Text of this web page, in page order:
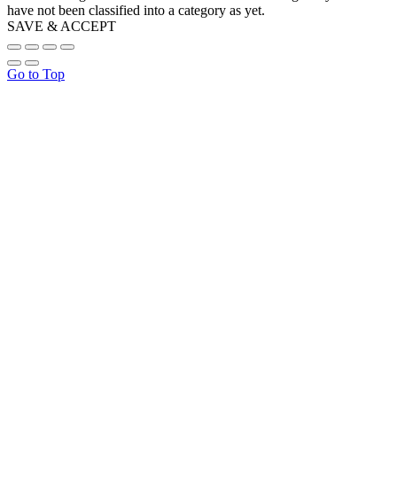
have not been classified into a category as yet.
SAVE & ACCEPT
Go to Top